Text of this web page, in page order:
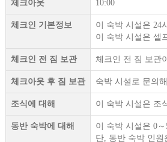
체크아웃 10:00
체크인 기본정보
이 숙박 시설은 24
이 숙박 시설은 셀
체크인 전 짐 보관 체크인 전 짐 보관
체크아웃 후 짐 보관 숙박 시설로 문의
조식에 대해 이 숙박 시설은 조
동반 숙박에 대해
이 숙박 시설은 0
단, 동반 숙박 인원